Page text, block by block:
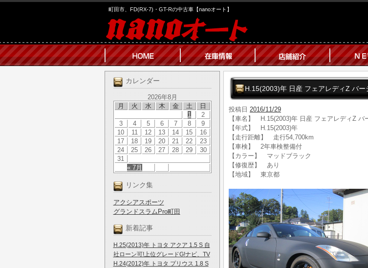
町田市、FD(RX-7)・GT-Rの中古車【nanoオート】
カレンダー
2026年8月
月
火 水 木 金 土 日
« 7月
1
2
3
4 5 6 7 8
9
10
11 12 13 14 15
16
17
18 19 20 21 22
23
24
25 26 27 28 29
30
31
リンク集
アクシアスポーツ
グランドスラムPro町田
新着記事
H.25(2013)年 トヨタ アクア 1.5 S 自
社ローン可!上位グレードG!ナビ、TV
H.24(2012)年 トヨタ プリウス 1.8 S
H.15(2003)年 日産 フェアレディZ バ
投稿日 2016/11/29
【車名】 H.15(2003)年 日産 フェアレディZ
【年式】 H.15(2003)年
【走行距離】 走行54,700km
【車検】 2年車検整備付
【カラー】 マッドブラック
【修復歴】 あり
【地域】 東京都